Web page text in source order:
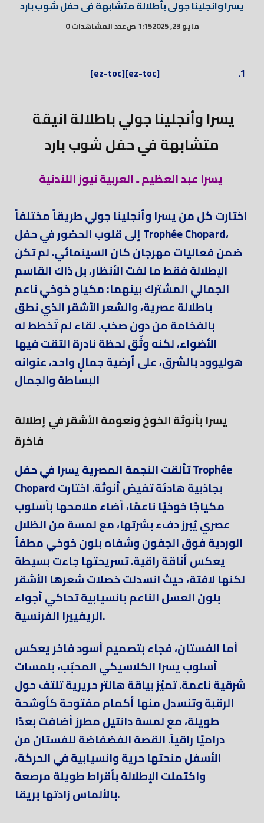
يسرا وانجلينا جولى بأطلالة متشابهة فى حفل شوب بارد
مايو 23, 2025 1:15 ص عدد المشاهدات 0
[ez-toc][ez-toc]
يسرا وأنجلينا جولي باطلالة انيقة
متشابهة في حفل شوب بارد
اختارت كل من يسرا وأنجلينا جولي طريقاً مختلفاً
إلى قلوب الحضور في حفل Trophée Chopard،
ضمن فعاليات مهرجان كان السينمائي. لم تكن
الإطلالة فقط ما لفت الأنظار، بل ذاك القاسم
الجمالي المشترك بينهما: مكياج خوخي ناعم
باطلالة عصرية، والشعر الأشقر الذي نطق
بالفخامة من دون صخب. لقاء لم تُخطط له
الأضواء، لكنه وثّق لحظة نادرة التقت فيها
هوليوود بالشرق، على أرضية جمالٍ واحد، عنوانه
يسرا بأنوثة الخوخ ونعومة الأشقر في إطلالة
فاخرة
تألقت النجمة المصرية يسرا في حفل Trophée
Chopard بجاذبية هادئة تفيض أنوثة. اختارت
مكياجًا خوخيًا ناعمًا، أضاء ملامحها بأسلوب
عصري يُبرز دفء بشرتها، مع لمسة من الظلال
الوردية فوق الجفون وشفاه بلون خوخي مطفأ
يعكس أناقة راقية. تسريحتها جاءت بسيطة
لكنها لافتة، حيث انسدلت خصلات شعرها الأشقر
بلون العسل الناعم بانسيابية تحاكي أجواء
الريفييرا الفرنسية.
أما الفستان، فجاء بتصميم أسود فاخر يعكس
أسلوب يسرا الكلاسيكي المحبّب، بلمسات
شرقية ناعمة. تميّز بياقة هالتر حريرية تلتف حول
الرقبة وتنسدل منها أكمام مفتوحة كأوشحة
طويلة، مع لمسة دانتيل مطرز أضافت بعدًا
دراميًا راقياً. القصة الفضفاضة للفستان من
الأسفل منحتها حرية وانسيابية في الحركة،
واكتملت الإطلالة بأقراط طويلة مرصعة
بالألماس زادتها بريقًا.